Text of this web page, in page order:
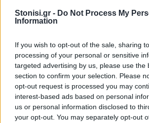
Stonisi.gr - Do Not Process My
Information
If you wish to opt-out of the sale, sharing
processing of your personal or sensitive
targeted advertising by us, please use the
section to confirm your selection. Please
opt-out request is processed you may
interest-based ads based on personal
us or personal information disclosed to
your opt-out. You may separately opt-out
ανθρώπους του καθεστώτος
στο πλαίσιο –όπως υποστήριζαν τα
περίοδο της οικονομικής κρίσης.
Το νέο βιβλίο και η Λατινική
ΔΙΑΦΗΜΙΣΗ